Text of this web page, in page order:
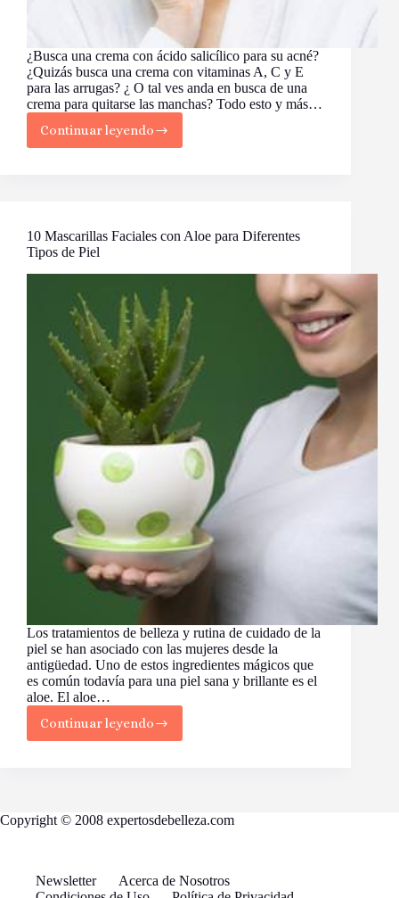
¿Busca una crema con ácido salicílico para su acné?
¿Quizás busca una crema con vitaminas A, C y E
para las arrugas? ¿ O tal ves anda en busca de una
crema para quitarse las manchas? Todo esto y más…
Continuar leyendo
Beneficios
del
10 Mascarillas Faciales con Aloe para Diferentes
Tipos de Piel
Los tratamientos de belleza y rutina de cuidado de la
piel se han asociado con las mujeres desde la
antigüedad. Uno de estos ingredientes mágicos que
es común todavía para una piel sana y brillante es el
aloe. El aloe…
Continuar leyendo
10
Mascarillas
Diferentes
Piel
Copyright © 2008 expertosdebelleza.com
Newsletter
Acerca de Nosotros